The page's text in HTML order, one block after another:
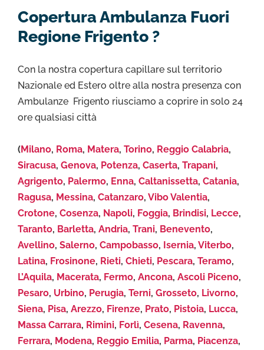
Copertura Ambulanza Fuori
Regione Frigento ?
Con la nostra copertura capillare sul territorio
Nazionale ed Estero oltre alla nostra presenza con
Ambulanze Frigento riusciamo a coprire in solo 24
ore qualsiasi città
(Milano, Roma, Matera, Torino, Reggio Calabria,
Siracusa, Genova, Potenza, Caserta, Trapani,
Agrigento, Palermo, Enna, Caltanissetta, Catania,
Ragusa, Messina, Catanzaro, Vibo Valentia,
Crotone, Cosenza, Napoli, Foggia, Brindisi, Lecce,
Taranto, Barletta, Andria, Trani, Benevento,
Avellino, Salerno, Campobasso, Isernia, Viterbo,
Latina, Frosinone, Rieti, Chieti, Pescara, Teramo,
L’Aquila, Macerata, Fermo, Ancona, Ascoli Piceno,
Pesaro, Urbino, Perugia, Terni, Grosseto, Livorno,
Siena, Pisa, Arezzo, Firenze, Prato, Pistoia, Lucca,
Massa Carrara, Rimini, Forlì, Cesena, Ravenna,
Ferrara, Modena, Reggio Emilia, Parma, Piacenza,